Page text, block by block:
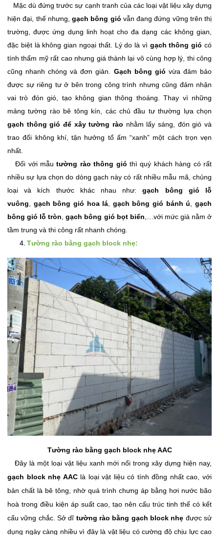
Mặc dù đứng trước sự cạnh tranh của các loại vật liệu xây dựng
hiện đại, thế nhưng, gạch bông gió vẫn đang đứng vững trên thị
trường, được ứng dụng linh hoạt cho đa dạng các không gian,
đặc biệt là không gian ngoại thất. Lý do là vì gạch thông gió có
tính thẩm mỹ rất cao nhưng giá thành lại vô cùng hợp lý, thi công
cũng nhanh chóng và đơn giản. Gạch bông gió vừa đảm bảo
được sự riêng tư ở bên trong công trình nhưng cũng đảm nhận
vai trò đón gió, tạo không gian thông thoáng. Thay vì những
mảng tường rào bê tông kín, các chủ đầu tư thường lựa chọn
gạch thông gió để xây tường rào nhằm lấy sáng, đón gió và
trao đổi không khí, tận hưởng tổ ấm “xanh” một cách trọn vẹn
nhất.
Đối với mẫutường rào thông gió thì quý khách hàng có rất
nhiều sự lựa chọn do dòng gạch này có rất nhiều mẫu mã, chủng
loại và kích thước khác nhau như:gạch bông gió lỗ
vuông
gạch bông gió hoa lá gạch bông gió bánh ú
gạch
bông gió lỗ tròn gạch bông gió bọt biển ,…với mức giá nằm ở
tầm trung và thi công rất nhanh chóng.
Tường rào bằng gạch block nhẹ:
Tường rào bằng gạch block nhẹ AAC
Đây là một loại vật liệu xanh mới nổi trong xây dựng hiện nay,
gạch block nhẹ AAC là loại vật liệu có tính đồng nhất cao, với
bản chất là bê tông, nhờ quá trình chưng áp bằng hơi nước bão
hoà trong điều kiện áp suất cao, tạo nên cấu trúc tinh thể có kết
cấu vững chắc. Sở dĩ tường rào bằng gạch block nhẹ được sử
dụng ngày càng nhiều vì đây là vật liệu có cường độ chịu lực cao